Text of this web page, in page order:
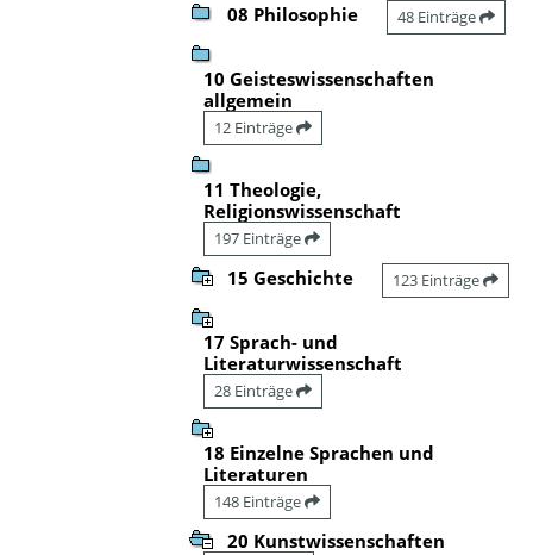
08 Philosophie 48 Einträge
10 Geisteswissenschaften
allgemein
12 Einträge
11 Theologie,
Religionswissenschaft
197 Einträge
15 Geschichte 123 Einträge
17 Sprach- und
Literaturwissenschaft
28 Einträge
18 Einzelne Sprachen und
Literaturen
148 Einträge
20 Kunstwissenschaften